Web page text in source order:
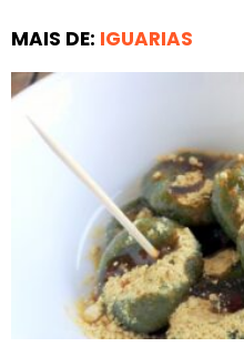
MAIS DE: IGUARIAS